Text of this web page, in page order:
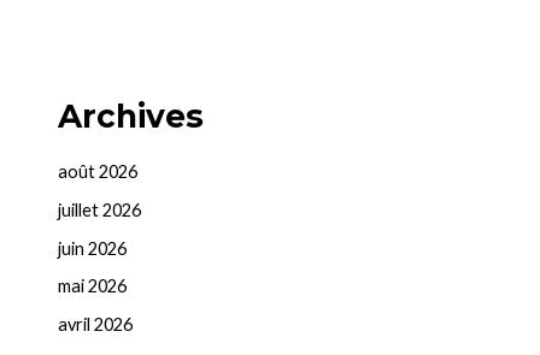
Archives
août 2026
juillet 2026
juin 2026
mai 2026
avril 2026